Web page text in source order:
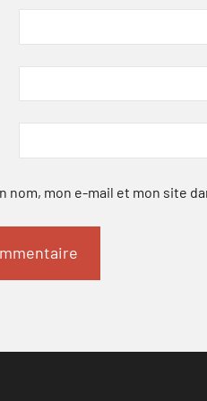
nom, mon e-mail et mon site